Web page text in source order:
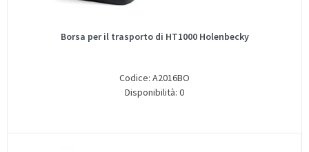
Borsa per il trasporto di HT1000 Holenbecky
Codice: A2016BO
Disponibilità: 0